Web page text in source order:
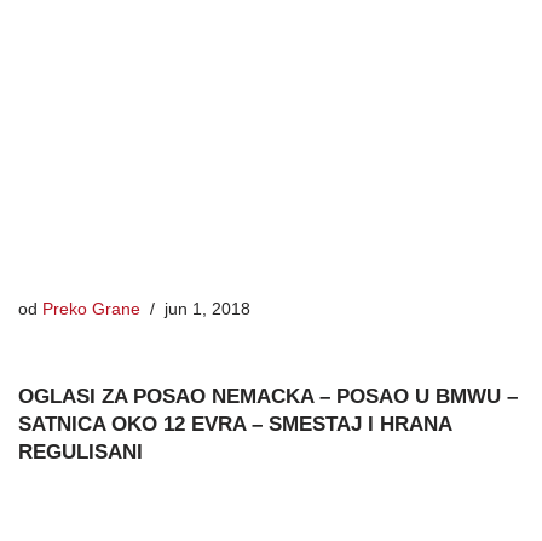
od Preko Grane jun 1, 2018
OGLASI ZA POSAO NEMACKA – POSAO U BMWU –
SATNICA OKO 12 EVRA – SMESTAJ I HRANA
REGULISANI